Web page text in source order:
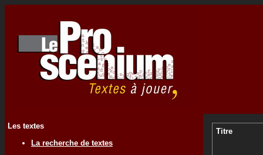
Les textes
La recherche de textes
Titre